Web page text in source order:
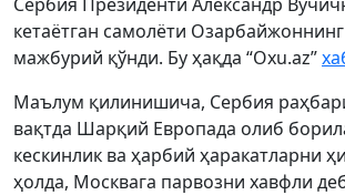
кетаётган самолёти
мажбурий қўнди. Бу ҳақда “Oxu.az”
Маълум қилинишича, Сербия
вақтда Шарқий Европада олиб
кескинлик ва ҳарбий ҳаракатларни
ҳолда, Москвага парвозни хавфли